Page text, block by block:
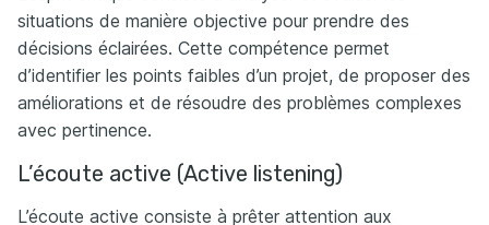
situations de manière objective pour prendre des
décisions éclairées. Cette compétence permet
d’identifier les points faibles d’un projet, de proposer des
améliorations et de résoudre des problèmes complexes
avec pertinence.
L’écoute active (Active listening)
L’écoute active consiste à prêter attention aux